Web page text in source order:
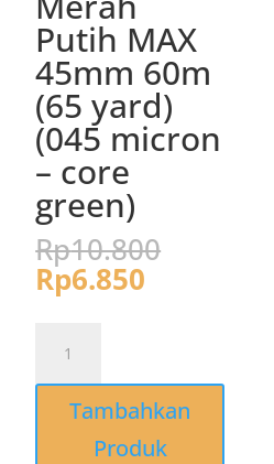
Putih MAX
45mm 60m
(65 yard)
(045 micron
– core
green)
Rp10.800
Rp6.850
Rp6.850.
T188
Lakban
Fragile
Unboxing
Tambahkan
Produk